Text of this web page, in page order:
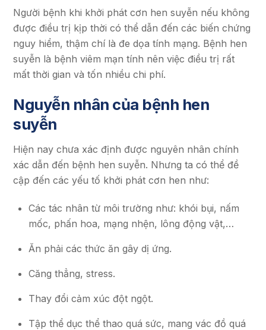
Người bệnh khi khởi phát cơn hen suyễn nếu không
được điều trị kịp thời có thể dẫn đến các biến chứng
nguy hiểm, thậm chí là đe dọa tính mạng. Bệnh hen
suyễn là bệnh viêm mạn tính nên việc điều trị rất
mất thời gian và tốn nhiều chi phí.
Nguyễn nhân của bệnh hen
suyễn
Hiện nay chưa xác định được nguyên nhân chính
xác dẫn đến bệnh hen suyễn. Nhưng ta có thể đề
cập đến các yếu tố khởi phát cơn hen như:
Các tác nhân từ môi trường như: khói bụi, nấm
mốc, phấn hoa, mạng nhện, lông động vật,…
Ăn phải các thức ăn gây dị ứng.
Căng thẳng, stress.
Thay đổi cảm xúc đột ngột.
Tập thể dục thể thao quá sức, mang vác đồ quá